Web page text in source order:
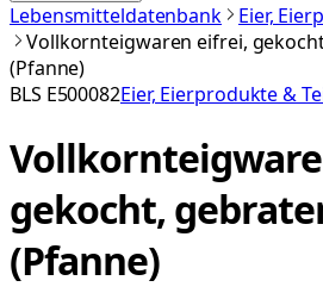
Lebensmitteldatenbank
Eier,
Vollkornteigwaren eifrei,
(Pfanne)
BLS E500082Eier, Eierprodukte &
gekocht,
(Pfanne)